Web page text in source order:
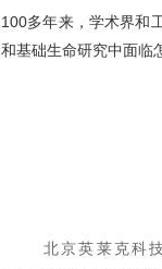
100多年来，学术界和
和基础生命研究中面临
北京英莱克科